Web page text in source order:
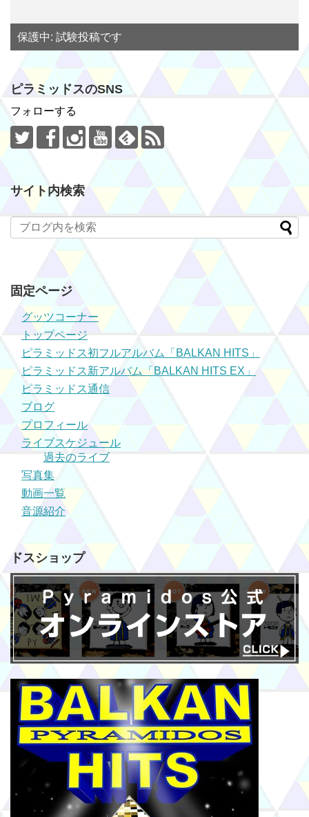
保護中: 試験投稿です
ピラミッドスのSNS
フォローする
サイト内検索
固定ページ
グッツコーナー
トップページ
ピラミッドス初フルアルバム「BALKAN HITS」
ピラミッドス新アルバム「BALKAN HITS EX」
ピラミッドス通信
ブログ
プロフィール
ライブスケジュール
過去のライブ
写真集
動画一覧
音源紹介
ドスショップ